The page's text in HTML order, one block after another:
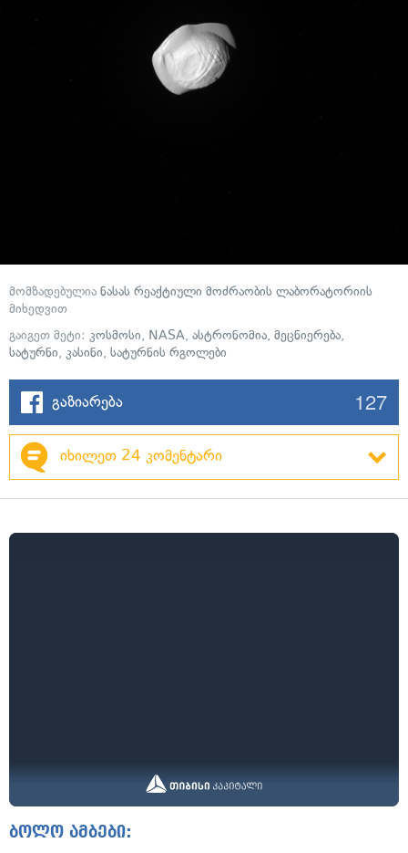
მომზადებულია ნასას რეაქტიული მოძრაობის ლაბორატორიის
მიხედვით
გაიგეთ მეტი: კოსმოსი, NASA, ასტრონომია, მეცნიერება,
სატურნი, კასინი, სატურნის რგოლები
გაზიარება 127
იხილეთ 24 კომენტარი
ბოლო ამბები: